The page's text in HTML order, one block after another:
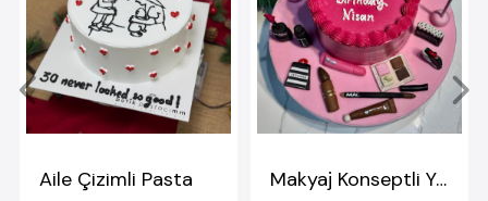
Aile Çizimli Pasta Makyaj Konseptli Yazılı Pasta